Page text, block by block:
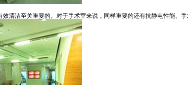
清洁至关重要的。对于手术室来说，同样重要的还有抗静电性能。